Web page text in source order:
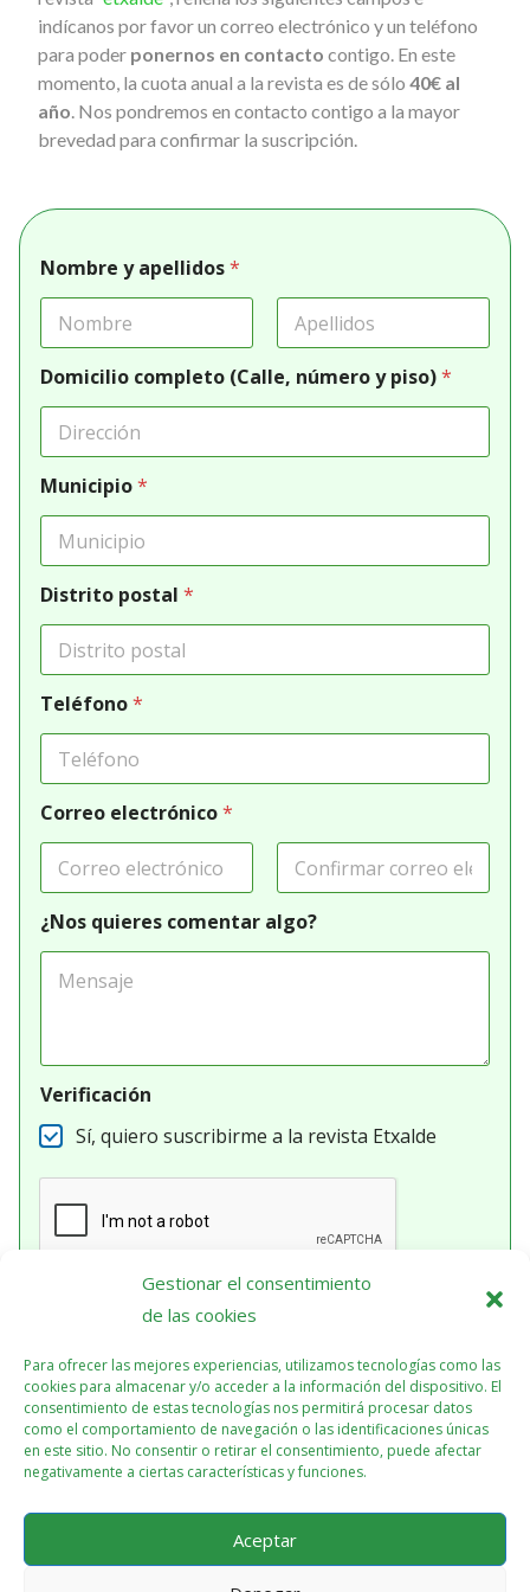
Gestionar el consentimiento
de las cookies
Para ofrecer las mejores experiencias, utilizamos tecnologías como las
cookies para almacenar y/o acceder a la información del dispositivo. El
consentimiento de estas tecnologías nos permitirá procesar datos
como el comportamiento de navegación o las identificaciones únicas
en este sitio. No consentir o retirar el consentimiento, puede afectar
negativamente a ciertas características y funciones.
Aceptar
indícanos por favor un correo electrónico y un teléfono
para poder ponernos en contacto contigo. En este
momento, la cuota anual a la revista es de sólo 40€ al
año. Nos pondremos en contacto contigo a la mayor
brevedad para confirmar la suscripción.
Nombre y apellidos*
Domicilio completo (Calle, número y piso)*
Municipio*
Distrito postal *
Teléfono*
Correo electrónico*
electrónico
correo electrónico
p
i
u
i
e
r
e
s
¿Nos quieres comentar algo?
Verificación
Sí, quiero suscribirme a la revista Etxalde
Enviar